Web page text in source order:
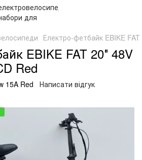
Електро-фетбайк EBIKE
EBIKE FAT 20″ 48V
Red
15A Red Написати відгук